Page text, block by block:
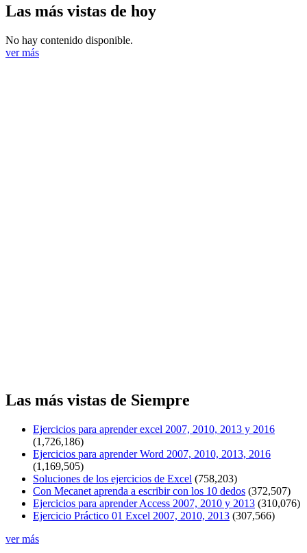
Las más vistas de hoy
No hay contenido disponible.
ver más
Las más vistas de Siempre
Ejercicios para aprender excel 2007, 2010, 2013 y 2016
(1,726,186)
Ejercicios para aprender Word 2007, 2010, 2013, 2016
(1,169,505)
Soluciones de los ejercicios de Excel (758,203)
Con Mecanet aprenda a escribir con los 10 dedos (372,507)
Ejercicios para aprender Access 2007, 2010 y 2013 (310,076)
Ejercicio Práctico 01 Excel 2007, 2010, 2013 (307,566)
ver más